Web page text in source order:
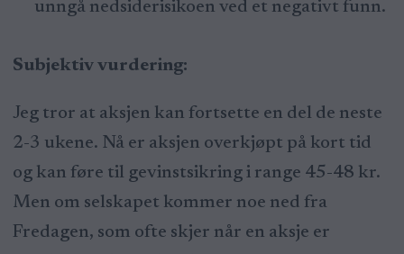
unngå nedsiderisikoen ved et negativt funn.
Subjektiv vurdering:
Jeg tror at aksjen kan fortsette en del de neste
2-3 ukene. Nå er aksjen overkjøpt på kort tid
og kan føre til gevinstsikring i range 45-48 kr.
Men om selskapet kommer noe ned fra
Fredagen, som ofte skjer når en aksje er